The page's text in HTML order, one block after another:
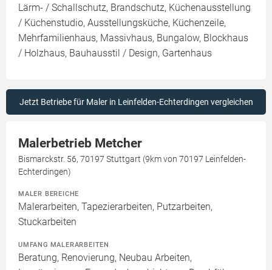
Lärm- / Schallschutz, Brandschutz, Küchenausstellung
/ Küchenstudio, Ausstellungsküche, Küchenzeile,
Mehrfamilienhaus, Massivhaus, Bungalow, Blockhaus
/ Holzhaus, Bauhausstil / Design, Gartenhaus
Jetzt Betriebe für Maler in Leinfelden-Echterdingen vergleichen
Malerbetrieb Metcher
Bismarckstr. 56, 70197 Stuttgart (9km von 70197 Leinfelden-
Echterdingen)
MALER BEREICHE
Malerarbeiten, Tapezierarbeiten, Putzarbeiten,
Stuckarbeiten
UMFANG MALERARBEITEN
Beratung, Renovierung, Neubau Arbeiten,